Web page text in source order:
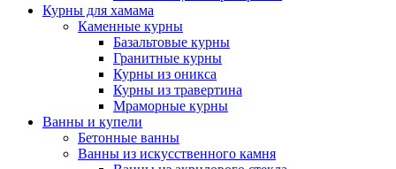
Курны для хамама
Каменные курны
Базальтовые курны
Гранитные курны
Курны из оникса
Курны из травертина
Мраморные курны
Ванны и купели
Бетонные ванны
Ванны из искусственного камня